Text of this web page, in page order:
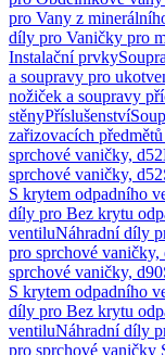
pro Vany z
díly pro Vaničky pro
Instalační prvky
a soupravy pro
nožiček a soupravy
stěnyPříslušenství
zařizovacích
sprchové vaničky, d52
sprchové vaničky, d52
S krytem odpadního
díly pro Bez krytu
ventiluNáhradní díly
pro sprchové vaničky,
sprchové vaničky, d90
S krytem odpadního
díly pro Bez krytu
ventiluNáhradní díly
pro sprchové vaničky